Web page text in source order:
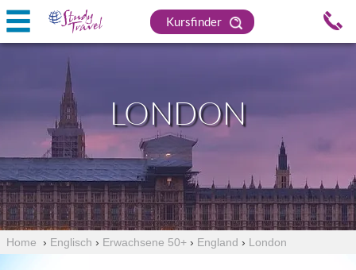
Kursfinder
LONDON
Home › Englisch › Erwachsene 50+ › England › London